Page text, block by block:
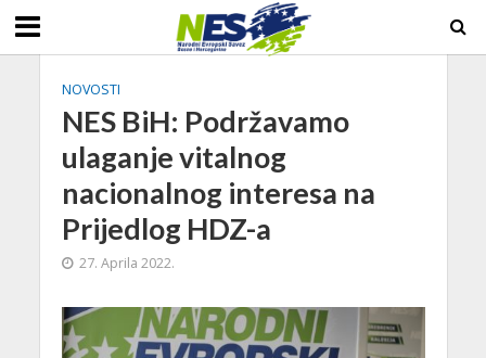
NOVOSTI
NES BiH: Podržavamo
ulaganje vitalnog
nacionalnog interesa na
Prijedlog HDZ-a
27. Aprila 2022.